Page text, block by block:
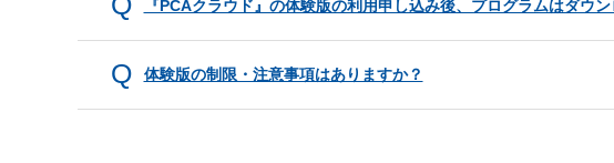
『PCAクラウド』の体験版の利用申し込み後、プログラムはダウ
体験版の制限・注意事項はありますか？